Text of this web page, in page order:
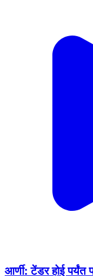
आर्णी: टेंडर होई